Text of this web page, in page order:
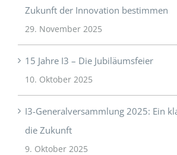
Warum Klarheit, Kooperation und
Zukunft der Innovation bestimmen
29. November 2025
15 Jahre I3 – Die Jubiläumsfeier
10. Oktober 2025
I3-Generalversammlung 2025: Ein